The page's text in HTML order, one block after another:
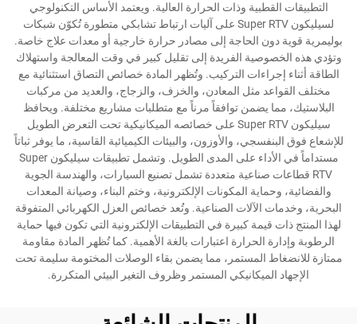
التطبيقات القطبية وذات الحرارة العالية. ويعتمد الأساس التكنولوجي
لسيليكون Super RTV على آليات ارتباط تشابكي متطورة تُكوّن شبكات
بوليمرية قوية دون الحاجة إلى مصادر حرارة خارجية أو معدات علاج خاصة.
وتؤدي هذه الخصوصية الفريدة إلى تقليل كبير في وقت المعالجة واستهلاك
الطاقة أثناء إجراءات التركيب. وتُظهر المادة خصائص التصاق استثنائية مع
مختلف القواعد مثل المعادن، والخزف، والزجاج، والعديد من مركبات
البلاستيك، مما يضمن توافقاً مرناً مع متطلبات مشاريع مختلفة. ويحافظ
سيليكون Super RTV على خصائصه الميكانيكية تحت التعرض الطويل
للإشعاع فوق البنفسجي، والأوزون، والبيئات الكيميائية القاسية، ما يوفر ثباتاً
مستداماً في الأداء على المدى الطويل. وتشمل تطبيقات سيليكون Super
RTV قطاعات صناعية متعددة تشمل تصنيع السيارات، والهندسة الجوية
والفضائية، وحماية المكونات الإلكترونية، وختم البناء، وصيانة المعدات
البحرية، وخدمات الآلات الصناعية. وتُعد خصائص العزل الكهربائي المتفوقة
لهذا المنتج ذات قيمة كبيرة في التطبيقات الإلكترونية التي تكون فيها حماية
الرطوبة وإدارة الحرارة اعتبارات بالغة الأهمية. كما تُظهر المادة مقاومة
ممتازة للانضغاط المستمر، مما يضمن بقاء الوصلات المختومة سليمة تحت
الإجهاد الميكانيكي المستمر وظروف التغير البيئي المتكررة.